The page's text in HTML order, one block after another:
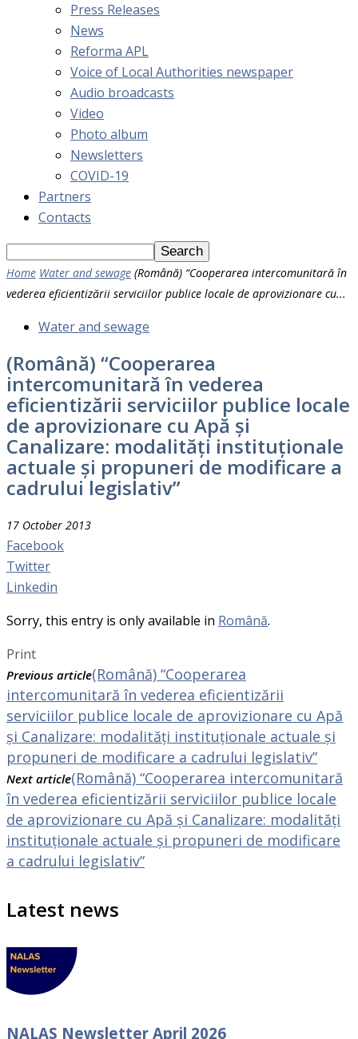
Press Releases
News
Reforma APL
Voice of Local Authorities newspaper
Audio broadcasts
Video
Photo album
Newsletters
COVID-19
Partners
Contacts
Home Water and sewage (Română) “Cooperarea intercomunitară în
vederea eficientizării serviciilor publice locale de aprovizionare cu...
Water and sewage
(Română) “Cooperarea
intercomunitară în vederea
eficientizării serviciilor publice locale
de aprovizionare cu Apă și
Canalizare: modalități instituționale
actuale și propuneri de modificare a
cadrului legislativ”
17 October 2013
Facebook
Twitter
Linkedin
Sorry, this entry is only available in Română.
Print
Previous article(Română) “Cooperarea
intercomunitară în vederea eficientizării
serviciilor publice locale de aprovizionare cu Apă
și Canalizare: modalități instituționale actuale și
propuneri de modificare a cadrului legislativ”
Next article(Română) “Cooperarea intercomunitară
în vederea eficientizării serviciilor publice locale
de aprovizionare cu Apă și Canalizare: modalități
instituționale actuale și propuneri de modificare
a cadrului legislativ”
Latest news
NALAS Newsletter April 2026